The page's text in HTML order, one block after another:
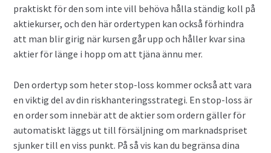
praktiskt för den som inte vill behöva hålla ständig koll på
aktiekurser, och den här ordertypen kan också förhindra
att man blir girig när kursen går upp och håller kvar sina
aktier för länge i hopp om att tjäna ännu mer.
Den ordertyp som heter stop-loss kommer också att vara
en viktig del av din riskhanteringsstrategi. En stop-loss är
en order som innebär att de aktier som ordern gäller för
automatiskt läggs ut till försäljning om marknadspriset
sjunker till en viss punkt. På så vis kan du begränsa dina